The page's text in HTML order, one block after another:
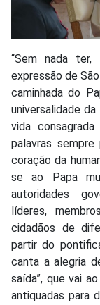
“Sem nada
expressão de
caminhada do
universalidade
vida
palavras
coração da
se ao Papa
autoridades
líderes,
cidadãos de
partir do
canta a alegria
saída”, que vai
antiquadas para